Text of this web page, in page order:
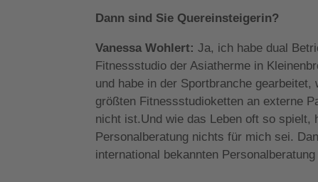
Dann sind Sie Quereinsteigerin?
Vanessa Wohlert: Ja, ich habe dual
Fitnessstudio der Asiatherme in
und habe in der Sportbranche
größten Fitnessstudioketten an externe
nicht ist.Und wie das Leben oft so spielt,
Personalberatung nichts für mich sei.
international bekannten Personalberatung